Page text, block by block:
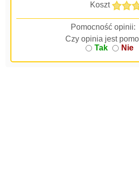
Koszt
Pomocność opinii:
Czy opinia jest
Tak
Nie